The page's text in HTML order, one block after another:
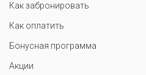
Как забронировать
Как оплатить
Бонусная программа
Акции